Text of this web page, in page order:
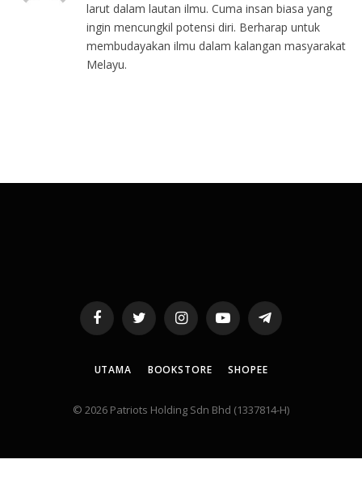
larut dalam lautan ilmu. Cuma insan biasa yang
ingin mencungkil potensi diri. Berharap untuk
membudayakan ilmu dalam kalangan masyarakat
Melayu.
FacebookTwitter InstagramYouTubeTelegram
UTAMA BOOKSTORE SHOPEE
© 2026 Patriots Holding Sdn Bhd (1337814-H)